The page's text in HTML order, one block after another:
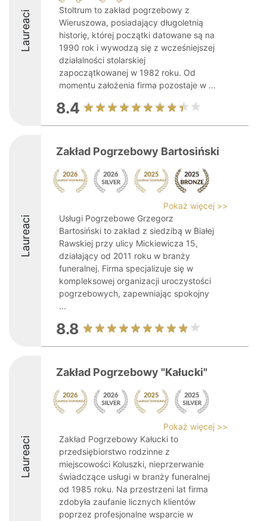
Laureaci
Stoltrum to zakład pogrzebowy z
Wieruszowa, posiadający długoletnią
historię, której początki datowane są na
1990 rok i wywodzą się z wcześniejszej
działalności stolarskiej
zapoczątkowanej w 1982 roku. Od
momentu założenia firma pozostaje w ...
8.4
Laureaci
Zakład Pogrzebowy Bartosiński
Pokaż więcej >>
Usługi Pogrzebowe Grzegorz
Bartosiński to zakład z siedzibą w Białej
Rawskiej przy ulicy Mickiewicza 15,
działający od 2011 roku w branży
funeralnej. Firma specjalizuje się w
kompleksowej organizacji uroczystości
pogrzebowych, zapewniając spokojny
...
8.8
Laureaci
Zakład Pogrzebowy "Kałucki"
Pokaż więcej >>
Zakład Pogrzebowy Kałucki to
przedsiębiorstwo rodzinne z
miejscowości Koluszki, nieprzerwanie
świadczące usługi w branży funeralnej
od 1985 roku. Na przestrzeni lat firma
zdobyła zaufanie licznych klientów
poprzez profesjonalne wsparcie w